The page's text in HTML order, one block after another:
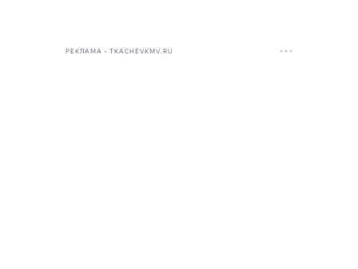
РЕКЛАМА • TKACHEVKMV.RU